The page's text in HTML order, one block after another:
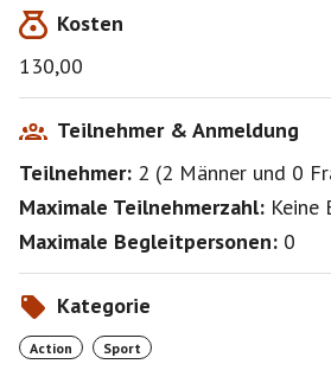
Kosten
130,00
Teilnehmer & Anmeldung
Teilnehmer: 2 (2 Männer und 0
Maximale Teilnehmerzahl: Keine
Maximale Begleitpersonen: 0
Kategorie
Action Sport